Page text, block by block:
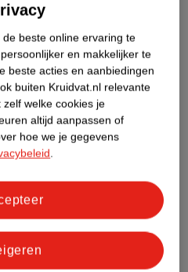
heeft (nog) geen Nature
beste online ervaring te
en makkelijker te
beste acties en aanbiedingen
buiten Kruidvat.nl relevante
zelf welke cookies je
altijd aanpassen of
hoe we je gegevens
.